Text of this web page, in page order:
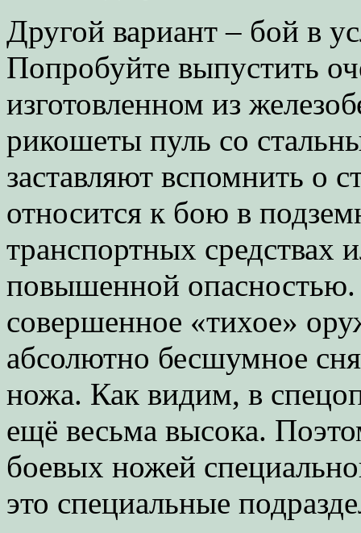
Другой вариант – бой в
Попробуйте выпустить
изготовленном из
рикошеты пуль со
заставляют вспомнить о
относится к бою в
транспортных средствах
повышенной
совершенное «тихое»
абсолютно бесшумное
ножа. Как видим, в
ещё весьма высока.
боевых ножей
это специальные